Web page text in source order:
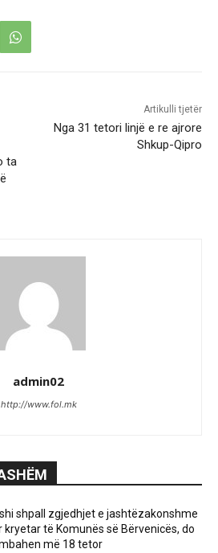
ta
Artikulli tjetër
Nga 31 tetori linjë e re ajrore
Shkup-Qipro
admin02
http://www.fol.mk
shpall zgjedhjet e jashtëzakonshme
kryetar të Komunës së Bërvenicës, do
më 18 tetor